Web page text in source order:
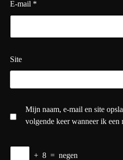
E-mail *
Site
Mijn naam, e-mail en site
volgende keer wanneer ik een
+ 8 = negen